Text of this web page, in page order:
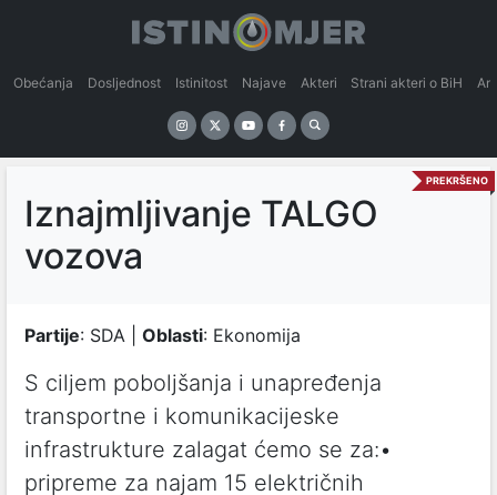
Obećanja Dosljednost Istinitost Najave Akteri Strani akteri o BiH
PREKRŠENO
Iznajmljivanje TALGO
vozova
Partije: SDA | Oblasti: Ekonomija
S ciljem poboljšanja i unapređenja
transportne i komunikacijeske
infrastrukture zalagat ćemo se za:•
pripreme za najam 15 električnih